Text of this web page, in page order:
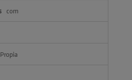
com
Propia